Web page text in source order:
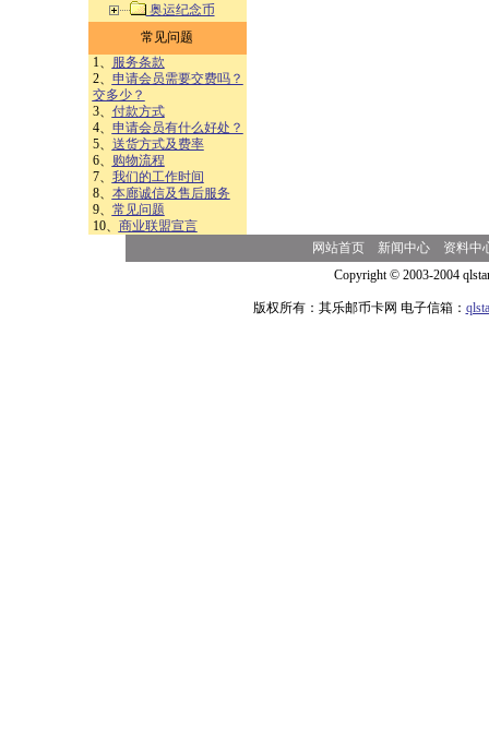
奥运纪念币
常见问题
1、
服务条款
2、 申请会员需要交费吗？
交多少？
3、 付款方式
4、 申请会员有什么好处？
5、 送货方式及费率
6、
购物流程
7、 我们的工作时间
8、 本廊诚信及售后服务
9、 常见问题
10、 商业联盟宣言
网站首页 新闻中心
资料中
Copyright © 2003-2004
版权所有：其乐邮币卡网 电子信箱：